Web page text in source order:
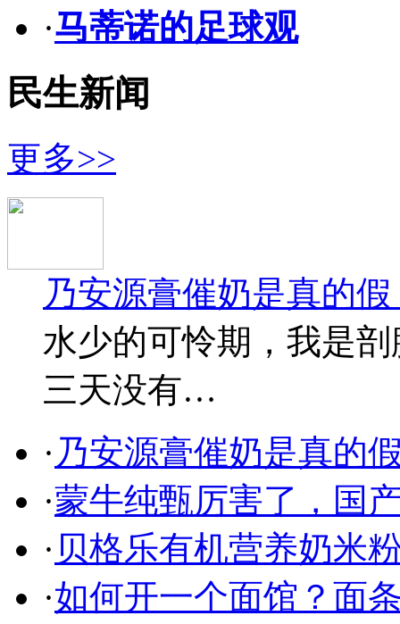
·马蒂诺的足球观
民生新闻
更多>>
乃安源膏催奶是真的假
水少的可怜期，我是
三天没有…
· 乃安源膏催奶是真的
·蒙牛纯甄厉害了，国
· 贝格乐有机营养奶米
·如何开一个面馆？面